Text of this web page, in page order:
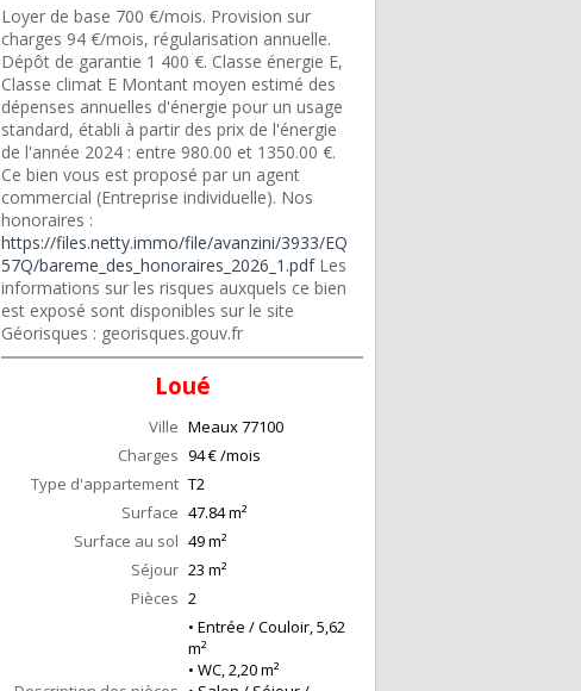
Loyer de base 700 €/mois. Provision sur
charges 94 €/mois, régularisation annuelle.
Dépôt de garantie 1 400 €. Classe énergie E,
Classe climat E Montant moyen estimé des
dépenses annuelles d'énergie pour un usage
standard, établi à partir des prix de l'énergie
de l'année 2024 : entre 980.00 et 1350.00 €.
Ce bien vous est proposé par un agent
commercial (Entreprise individuelle). Nos
honoraires :
https://files.netty.immo/file/avanzini/3933/EQ
57Q/bareme_des_honoraires_2026_1.pdfLes
informations sur les risques auxquels ce bien
est exposé sont disponibles sur le site
Géorisques : georisques.gouv.fr
Loué
Ville Meaux77100
Charges 94 € /mois
Type d'appartement T2
Surface 47.84m²
Surface au sol 49m²
Séjour 23 m²
Pièces 2
• Entrée / Couloir, 5,62
m²
• WC, 2,20 m²